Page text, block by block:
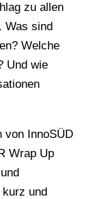
zu allen
Was sind
Welche
Und wie
von InnoSÜD
Wrap Up
kurz und